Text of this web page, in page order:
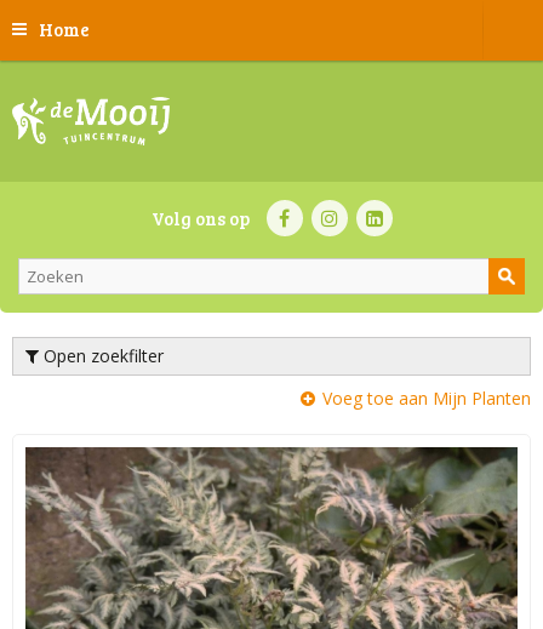
Home
Volg ons op
Open zoekfilter
Voeg toe aan Mijn Planten